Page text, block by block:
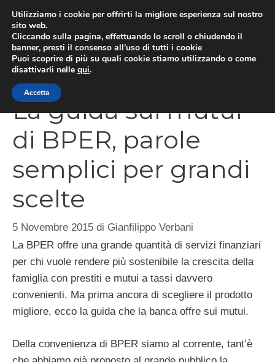
contenuto
La guida sui mutui
di BPER, parole
semplici per grandi
scelte
5 Novembre 2015 di Gianfilippo Verbani
La BPER offre una grande quantità di servizi finanziari
per chi vuole rendere più sostenibile la crescita della
famiglia con prestiti e mutui a tassi davvero
convenienti. Ma prima ancora di scegliere il prodotto
migliore, ecco la guida che la banca offre sui mutui.
Della convenienza di BPER siamo al corrente, tant’è
Utilizziamo i cookie per offrirti la migliore esperienza sul nostro
sito web.
Cliccando sulla pagina, effettuando lo scroll o chiudendo il
banner, presti il consenso all’uso di tutti i cookie
Puoi scoprire di più su quali cookie stiamo utilizzando o come
disattivarli nelle qui.
Accetta